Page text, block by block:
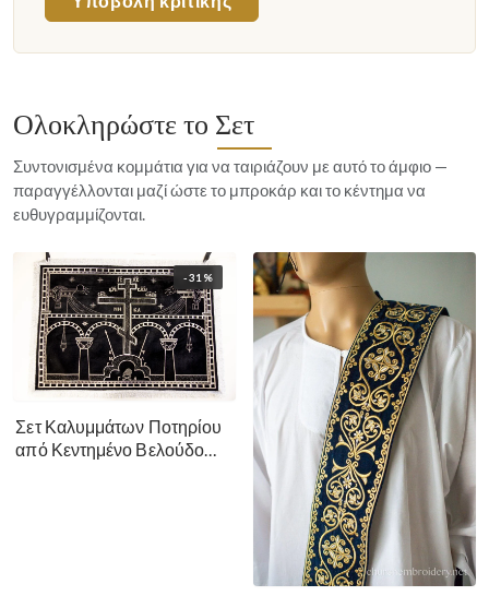
Ολοκληρώστε το Σετ
Συντονισμένα κομμάτια για να ταιριάζουν με αυτό το άμφιο —
παραγγέλλονται μαζί ώστε το μπροκάρ και το κέντημα να
ευθυγραμμίζονται.
-31%
Σετ Καλυμμάτων Ποτηρίου
από Κεντημένο Βελούδο